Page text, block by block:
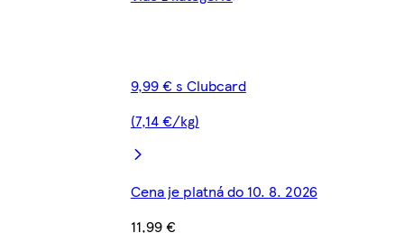
9,99 € s Clubcard
(7,14 €/kg)
Cena je platná do 10. 8. 2026
11,99 €